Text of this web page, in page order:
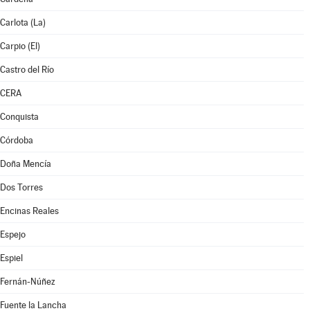
Carlota (La)
Carpio (El)
Castro del Río
CERA
Conquista
Córdoba
Doña Mencía
Dos Torres
Encinas Reales
Espejo
Espiel
Fernán-Núñez
Fuente la Lancha